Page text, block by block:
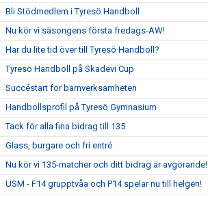
Bli Stödmedlem i Tyresö Handboll
Nu kör vi säsongens första fredags-AW!
Har du lite tid över till Tyresö Handboll?
Tyresö Handboll på Skadevi Cup
Succéstart för barnverksamheten
Handbollsprofil på Tyresö Gymnasium
Tack för alla fina bidrag till 135
Glass, burgare och fri entré
Nu kör vi 135-matcher och ditt bidrag är avgörande!
USM - F14 grupptvåa och P14 spelar nu till helgen!